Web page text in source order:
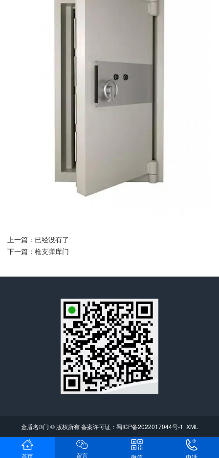
上一篇：已经没有了
下一篇：枪支弹库门
金盾名®门 © 版权所有 备案许可证： 蜀ICP备2022017044号-1 XML
首页 留言